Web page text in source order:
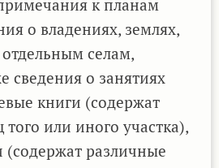
к планам
о владениях, землях,
селам,
сведения о занятиях
книги (содержат
или иного участка),
(содержат различные